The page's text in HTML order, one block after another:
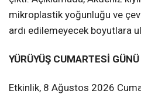
mikroplastik yoğunluğu ve
ardı edilemeyecek boyutlara
YÜRÜYÜŞ CUMARTESİ GÜNÜ
Etkinlik, 8 Ağustos 2026